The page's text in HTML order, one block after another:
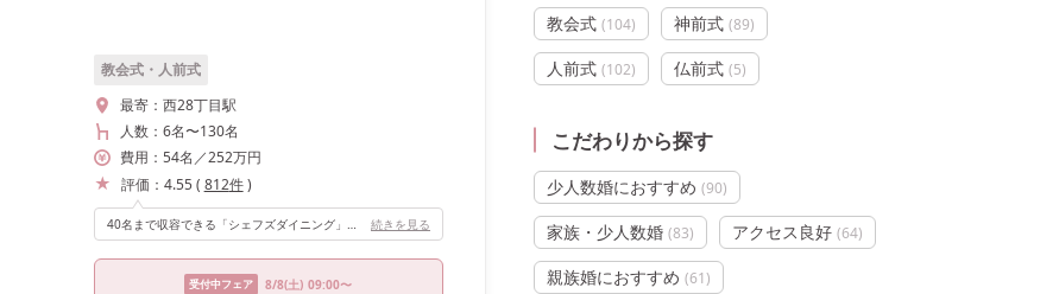
教会式 (104) 神前式 (89)
人前式 (102) 仏前式 (5)
こだわりから探す
少人数婚におすすめ (90)
家族・少人数婚 (83) アクセス良好 (64)
親族婚におすすめ (61)
教会式・人前式
最寄： 西28丁目駅
人数： 6名〜130名
費用： 54名 ／252万円
評価： 4.55( 812件)
40名まで収容できる「シェフズダイニング」。一つの長いテーブルなので少人数婚にぴったりです。 オープンキッチン付きなので、子ども達も興味津々でした。 続きを見る
受付中フェア 8/8(土) 09:00〜